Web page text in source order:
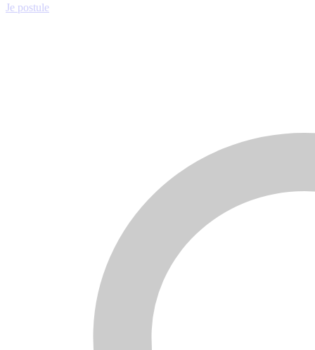
Je postule